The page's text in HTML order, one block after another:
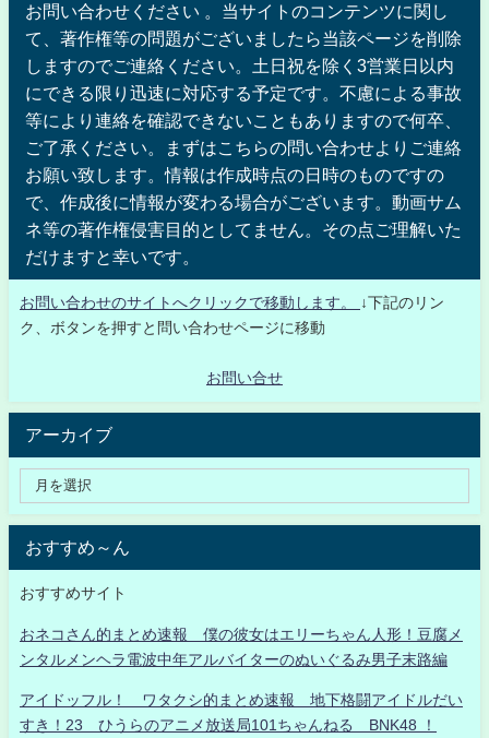
お問い合わせください 。当サイトのコンテンツに関し
て、著作権等の問題がございましたら当該ページを削除
しますのでご連絡ください。土日祝を除く3営業日以内
にできる限り迅速に対応する予定です。不慮による事故
等により連絡を確認できないこともありますので何卒、
ご了承ください。まずはこちらの問い合わせよりご連絡
お願い致します。情報は作成時点の日時のものですの
で、作成後に情報が変わる場合がございます。動画サム
ネ等の著作権侵害目的としてません。その点ご理解いた
だけますと幸いです。
お問い合わせのサイトへクリックで移動します。
↓下記のリン
ク、ボタンを押すと問い合わせページに移動
お問い合せ
アーカイブ
おすすめ～ん
おすすめサイト
おネコさん的まとめ速報 僕の彼女はエリーちゃん人形！豆腐メ
ンタルメンヘラ電波中年アルバイターのぬいぐるみ男子末路編
アイドッフル！ ワタクシ的まとめ速報 地下格闘アイドルだい
すき！23 ひうらのアニメ放送局101ちゃんねる BNK48 ！